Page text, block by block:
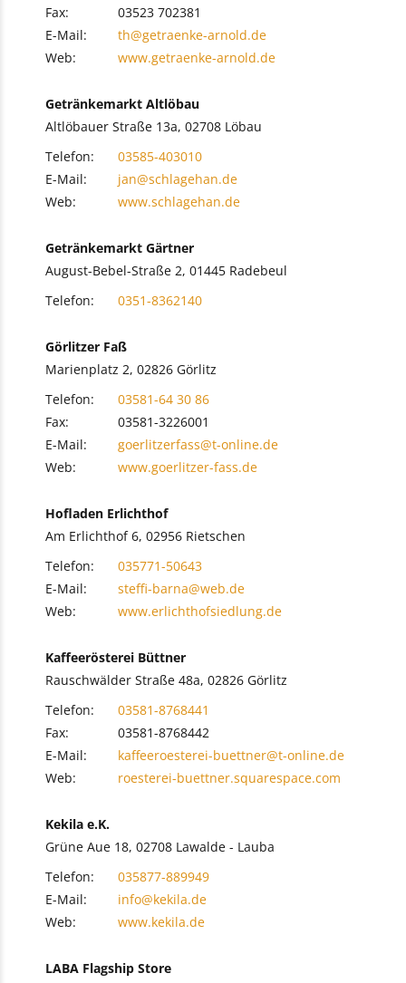
Fax:
03523 702381
E-Mail:
th@getraenke-arnold.de
Web:
www.getraenke-arnold.de
Getränkemarkt Altlöbau
Altlöbauer Straße 13a, 02708 Löbau
Telefon:
03585-403010
E-Mail:
jan@schlagehan.de
Web:
www.schlagehan.de
Getränkemarkt Gärtner
August-Bebel-Straße 2, 01445 Radebeul
Telefon:
0351-8362140
Görlitzer Faß
Marienplatz 2, 02826 Görlitz
Telefon:
03581-64 30 86
Fax:
03581-3226001
E-Mail:
goerlitzerfass@t-online.de
Web:
www.goerlitzer-fass.de
Hofladen Erlichthof
Am Erlichthof 6, 02956 Rietschen
Telefon:
035771-50643
E-Mail:
steffi-barna@web.de
Web:
www.erlichthofsiedlung.de
Kaffeerösterei Büttner
Rauschwälder Straße 48a, 02826 Görlitz
Telefon:
03581-8768441
Fax:
03581-8768442
E-Mail:
kaffeeroesterei-buettner@t-online.de
Web:
roesterei-buettner.squarespace.com
Kekila e.K.
Grüne Aue 18, 02708 Lawalde - Lauba
Telefon:
035877-889949
E-Mail:
info@kekila.de
Web:
www.kekila.de
LABA Flagship Store